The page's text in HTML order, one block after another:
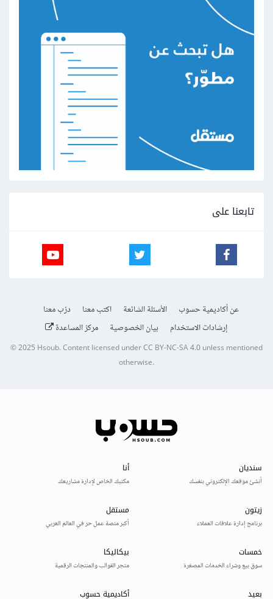
تابعنا على
عن أكاديمية حسوب الأسئلة الشائعة اكتب معنا
درّب معنا
إرشادات الاستخدام
بيان الخصوصية مركز المساعدة
© 2025Hsoub.Content licensed underCC BY-NC-SA 4.0unless mentioned
otherwise.